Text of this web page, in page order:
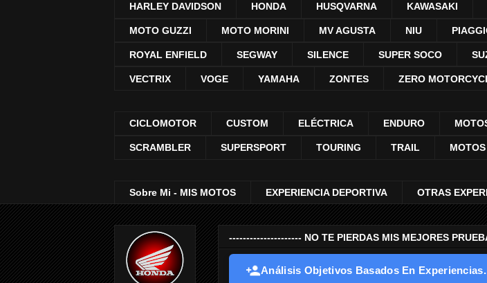
HARLEY DAVIDSON HONDA HUSQVARNA KAWASAKI
MOTO GUZZI MOTO MORINI MV AGUSTA NIU
ROYAL ENFIELD SEGWAY SILENCE SUPER SOCO
VECTRIX VOGE YAMAHA ZONTES ZERO
CICLOMOTOR CUSTOM ELÉCTRICA ENDURO
SCRAMBLER SUPERSPORT TOURING TRAIL
Sobre Mi - MIS MOTOS EXPERIENCIA DEPORTIVA OTRAS
--------------------- NO TE PIERDAS MIS MEJORES
Análisis Objetivos Basados En